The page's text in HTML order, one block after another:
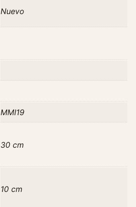
Nuevo
MMI19
30 cm
10 cm